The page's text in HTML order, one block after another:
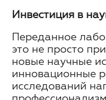
Инвестиция в
Переданное
это не просто
новые научные
инновационные
исследований